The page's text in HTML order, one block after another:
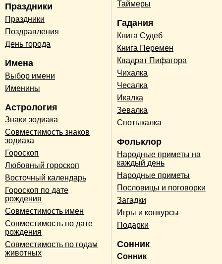
Праздники
Праздники
Поздравления
День города
Имена
Выбор имени
Именины
Астрология
Знаки зодиака
Совместимость знаков
зодиака
Гороскоп
Любовный гороскоп
Восточный календарь
Гороскоп по дате
рождения
Совместимость имен
Совместимость по дате
рождения
Совместимость по годам
животных
Таймеры
Гадания
Книга Судеб
Книга Перемен
Квадрат Пифагора
Чихалка
Чесалка
Икалка
Зевалка
Спотыкалка
Фольклор
Народные приметы на
каждый день
Народные приметы
Пословицы и поговорки
Загадки
Игры и конкурсы
Подарки
Сонник
Сонник